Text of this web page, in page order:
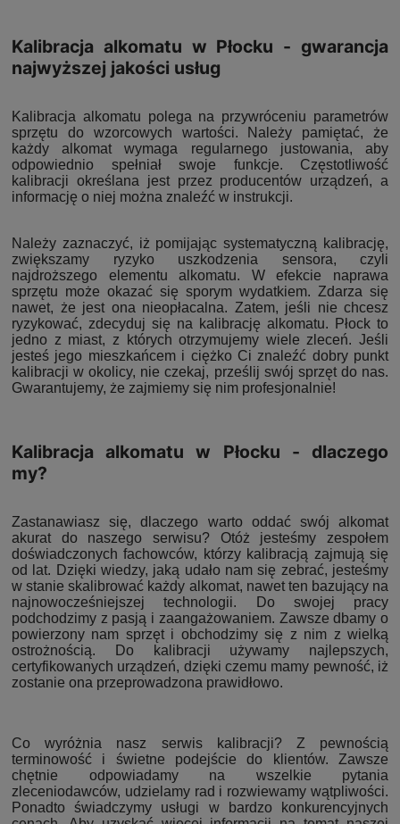
Kalibracja alkomatu w Płocku - gwarancja
najwyższej jakości usług
Kalibracja alkomatu polega na przywróceniu parametrów
sprzętu do wzorcowych wartości. Należy pamiętać, że
każdy alkomat wymaga regularnego justowania, aby
odpowiednio spełniał swoje funkcje. Częstotliwość
kalibracji określana jest przez producentów urządzeń, a
informację o niej można znaleźć w instrukcji.
Należy zaznaczyć, iż pomijając systematyczną kalibrację,
zwiększamy ryzyko uszkodzenia sensora, czyli
najdroższego elementu alkomatu. W efekcie naprawa
sprzętu może okazać się sporym wydatkiem. Zdarza się
nawet, że jest ona nieopłacalna. Zatem, jeśli nie chcesz
ryzykować, zdecyduj się na kalibrację alkomatu. Płock to
jedno z miast, z których otrzymujemy wiele zleceń. Jeśli
jesteś jego mieszkańcem i ciężko Ci znaleźć dobry punkt
kalibracji w okolicy, nie czekaj, prześlij swój sprzęt do nas.
Gwarantujemy, że zajmiemy się nim profesjonalnie!
Kalibracja alkomatu w Płocku - dlaczego
my?
Zastanawiasz się, dlaczego warto oddać swój alkomat
akurat do naszego serwisu? Otóż jesteśmy zespołem
doświadczonych fachowców, którzy kalibracją zajmują się
od lat. Dzięki wiedzy, jaką udało nam się zebrać, jesteśmy
w stanie skalibrować każdy alkomat, nawet ten bazujący na
najnowocześniejszej technologii. Do swojej pracy
podchodzimy z pasją i zaangażowaniem. Zawsze dbamy o
powierzony nam sprzęt i obchodzimy się z nim z wielką
ostrożnością. Do kalibracji używamy najlepszych,
certyfikowanych urządzeń, dzięki czemu mamy pewność, iż
zostanie ona przeprowadzona prawidłowo.
Co wyróżnia nasz serwis kalibracji? Z pewnością
terminowość i świetne podejście do klientów. Zawsze
chętnie odpowiadamy na wszelkie pytania
zleceniodawców, udzielamy rad i rozwiewamy wątpliwości.
Ponadto świadczymy usługi w bardzo konkurencyjnych